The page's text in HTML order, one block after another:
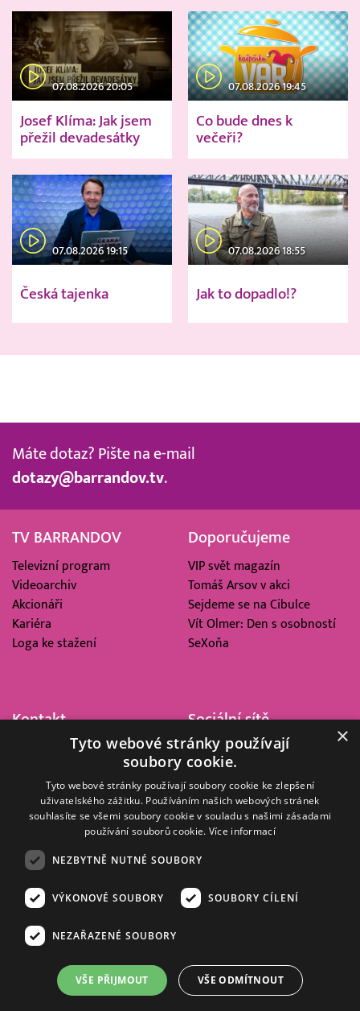
07.08.2026 20:05
Josef Klíma: Jak jsem
přežil devadesátky
07.08.2026 19:45
Co bude dnes k
večeři?
07.08.2026 19:15
Česká tajenka
07.08.2026 18:55
Jak to dopadlo!?
Máte dotaz? Pište na e-mail
dotazy@barrandov.tv.
TV BARRANDOV
Televizní program
Videoarchiv
Akcionáři
Kariéra
Loga ke stažení
Doporučujeme
VIP svět magazín
Tomáš Arsov v akci
Sejdeme se na Cibulce
Vít Olmer: Den s osobností
SeXoňa
Kontakt
Barrandov Televizní Studio,
Kříženeckého nám. 322
152 00 Praha 5
IČ 416 93 311
Sociální sítě
© 2008–2026 EMPRESA MEDIA, a.s. Všechna práva vyhrazena.
Zásady ochrany osobních a dalších zpracovávaných údajů
Informace o měření sledovanosti videa ve video archivu
Nielsen Digital Measurement
. Využíváme grafické podklady z
×
Tyto webové stránky používají
soubory cookie.
Tyto webové stránky používají soubory cookie ke zlepšení
uživatelského zážitku. Používáním našich webových stránek
souhlasíte se všemi soubory cookie v souladu s našimi zásadami
používání souborů cookie. Více informací
NEZBYTNĚ NUTNÉ SOUBORY
VÝKONOVÉ SOUBORY SOUBORY CÍLENÍ
NEZAŘAZENÉ SOUBORY
VŠE PŘIJMOUT VŠE ODMÍTNOUT